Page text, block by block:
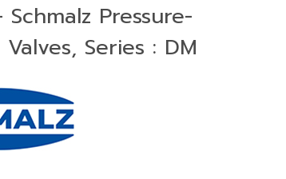
Pressure-
Series : DM